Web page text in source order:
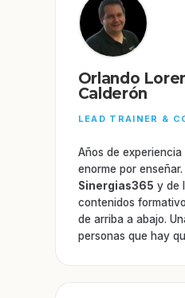
Orlando
Calderón
LEAD TRAINER &
Años de
enorme por
Sinergias365 y de
contenidos
de arriba a abajo.
personas que hay